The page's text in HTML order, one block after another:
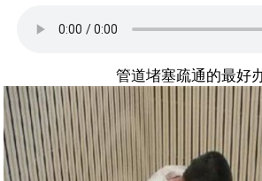
管道堵塞疏通的最好